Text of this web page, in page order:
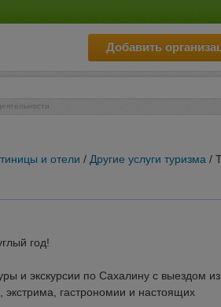
Добавить
и отели / Другие услуги туризма /
год!
и экскурсии по Сахалину с выездом
гастрономии и настоящих